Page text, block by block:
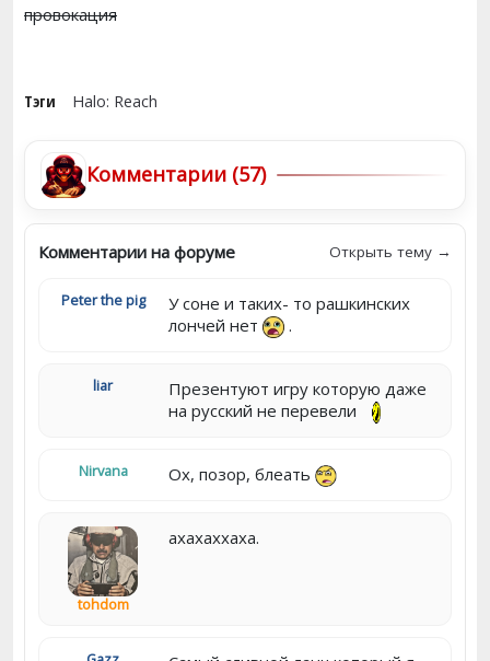
провокация
Тэги Halo: Reach
Комментарии (57)
Комментарии на форуме Открыть тему →
Peter the pig
У соне и таких- то рашкинских
лончей нет
.
liar
Презентуют игру которую даже
на русский не перевели
Nirvana Ох, позор, блеать
tohdom
ахахаххаха.